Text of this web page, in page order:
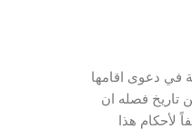
في دعوى اقامها
تاريخ فصله ان
لأحكام هذا